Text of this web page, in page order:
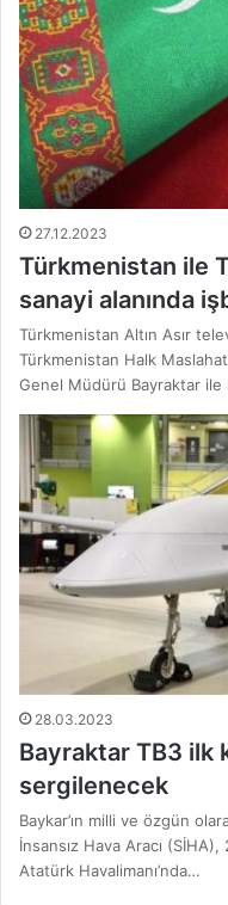
27.12.2023
Türkmenistan ile
sanayi alanında
Türkmenistan Altın Asır
Türkmenistan Halk
Genel Müdürü Bayraktar
28.03.2023
Bayraktar TB3 ilk
sergilenecek
Baykar’ın milli ve özgün
İnsansız Hava Aracı
Atatürk Havalimanı’nda…